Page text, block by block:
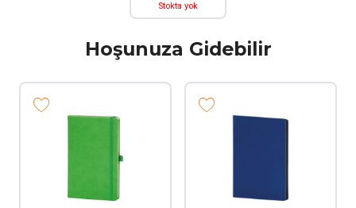
Stokta yok
Hoşunuza Gidebilir